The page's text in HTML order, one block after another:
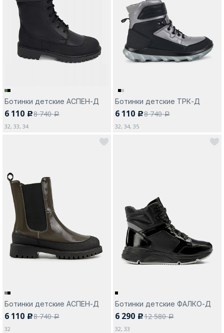
Ботинки детские АСПЕН-Д
6 110 c8 740a
32, 33, 34
Ботинки детские ТРК-Д
6 110 c8 740a
32, 34, 35
Ботинки детские АСПЕН-Д
6 110 c8 740a
32
Ботинки детские ФАЛКО-Д
6 290 c12 580a
32, 33